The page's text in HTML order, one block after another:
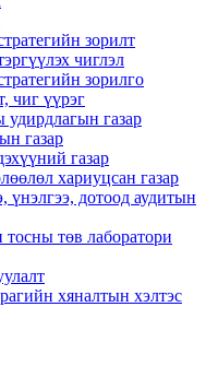
зорилт
чиглэл
зорилго
чиг үүрэг
удирдлагын газар
газар
газар
хариуцсан газар
дотоод аудитын
төв лаборатори
хяналтын хэлтэс